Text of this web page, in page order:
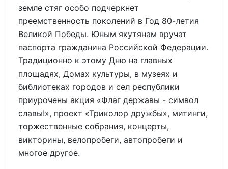
земле стяг особо подчеркнет
преемственность поколений в Год 80-летия
Великой Победы. Юным якутянам вручат
паспорта гражданина Российской Федерации.
Традиционно к этому Дню на главных
площадях, Домах культуры, в музеях и
библиотеках городов и сел республики
приурочены акция «Флаг державы - символ
славы!», проект «Триколор дружбы», митинги,
торжественные собрания, концерты,
викторины, велопробеги, автопробеги и
многое другое.